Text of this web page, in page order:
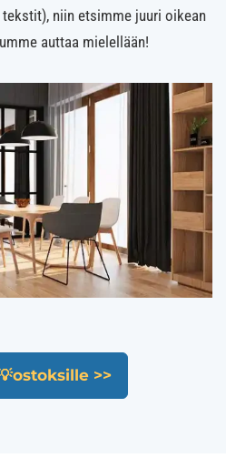
niin etsimme juuri oikean
auttaa mielellään!
>>